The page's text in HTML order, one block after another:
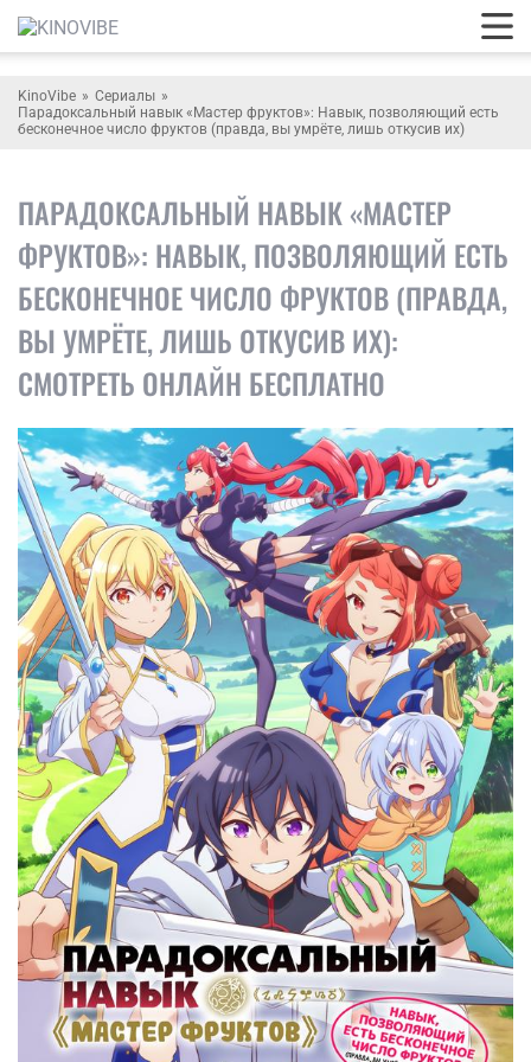
KinoVibe
Сериалы
Парадоксальный навык «Мастер фруктов»: Навык, позволяющий есть
бесконечное число фруктов (правда, вы умрёте, лишь откусив их)
ПАРАДОКСАЛЬНЫЙ НАВЫК «МАСТЕР
ФРУКТОВ»: НАВЫК, ПОЗВОЛЯЮЩИЙ ЕСТЬ
БЕСКОНЕЧНОЕ ЧИСЛО ФРУКТОВ (ПРАВДА,
ВЫ УМРЁТЕ, ЛИШЬ ОТКУСИВ ИХ):
СМОТРЕТЬ ОНЛАЙН БЕСПЛАТНО